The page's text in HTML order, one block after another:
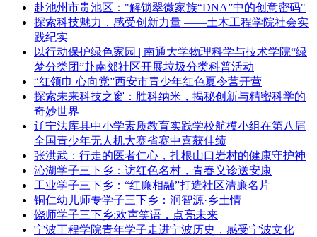
赴池州市贵池区："解锁翠微家族“DNA”中的创意密码"
探索科技魅力，感受创新力量 ——土木工程学院社会实
践纪实
以行动保护绿色家园 | 南通大学物理科学与技术学院“绿
梦分类团”赴南郊社区开展垃圾分类科普活动
“红领巾 心向党”西安市青少年红色夏令营开营
探索未来科技之窗：胜科纳米，揭秘创新与精密科学的
奇妙世界
辽宁法库县中小学素质教育实践学校航模小组在第八届
全国青少年无人机大赛省赛中喜获佳绩
张洪武：行走的医者仁心，扎根山口岩村的健康守护神
沁湖学子三下乡：访红色名村，青春义诊送安康
工业学子三下乡：“红廉相融”打造社区清廉名片
铜仁幼儿师专学子三下乡：润智源·乡土情
饶师学子三下乡:欢声笑语，点亮未来
宁波工程学院青年学子走进宁波历史，感受宁波文化